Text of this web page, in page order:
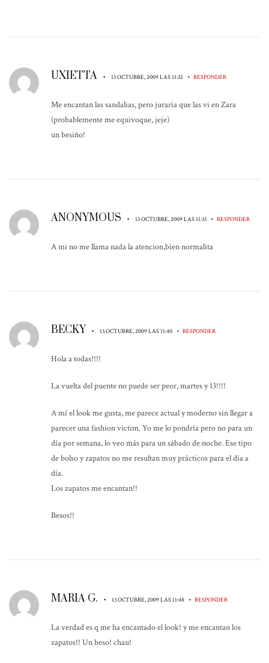
UXIETTA • 13 OCTUBRE, 2009 LAS 11:32 • RESPONDER
Me encantan las sandalias, pero juraría que las vi en Zara
(probablemente me equivoque, jeje)
un besiño!
ANONYMOUS • 13 OCTUBRE, 2009 LAS 11:33 • RESPONDER
A mi no me llama nada la atencion,bien normalita
BECKY • 13 OCTUBRE, 2009 LAS 11:40 • RESPONDER
Hola a todas!!!!
La vuelta del puente no puede ser peor, martes y 13!!!!
A mí el look me gusta, me parece actual y moderno sin llegar a
parecer una fashion victim. Yo me lo pondría pero no para un
día por semana, lo veo más para un sábado de noche. Ese tipo
de bolso y zapatos no me resultan muy prácticos para el día a
día.
Los zapatos me encantan!!
Besos!!
MARIA G. • 13 OCTUBRE, 2009 LAS 11:48 • RESPONDER
La verdad es q me ha encantado el look! y me encantan los
zapatos!! Un beso! chau!